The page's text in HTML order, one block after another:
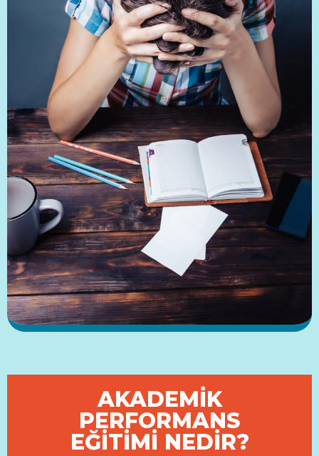
AKADEMİK
PERFORMANS
EĞİTİMİ NEDİR?